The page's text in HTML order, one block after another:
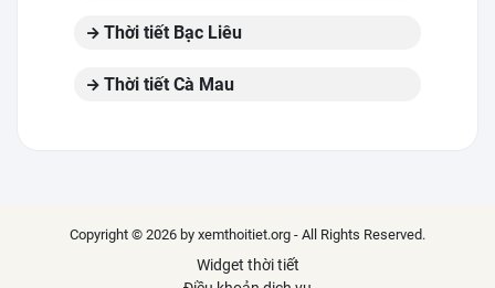
Thời tiết Bạc Liêu
Thời tiết Cà Mau
Copyright © 2026 by xemthoitiet.org - All Rights Reserved.
Widget thời tiết